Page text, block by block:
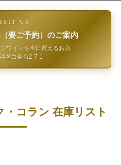
US
要ご予約）のご案内
ワインを今日買えるお店
区白金台2-7-1
・コラン 在庫リスト